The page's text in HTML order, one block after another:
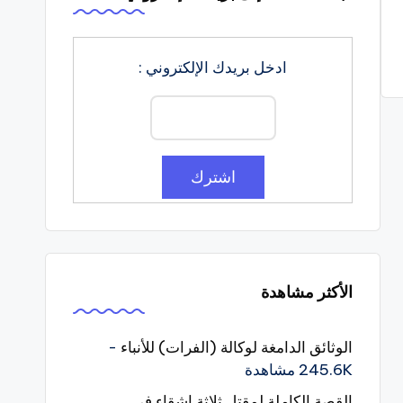
ادخل بريدك الإلكتروني :
الأكثر مشاهدة
الوثائق الدامغة لوكالة (الفرات) للأنباء -
245.6K مشاهدة